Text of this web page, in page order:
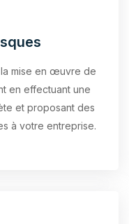
mise en œuvre de
en effectuant une
et proposant des
à votre entreprise.